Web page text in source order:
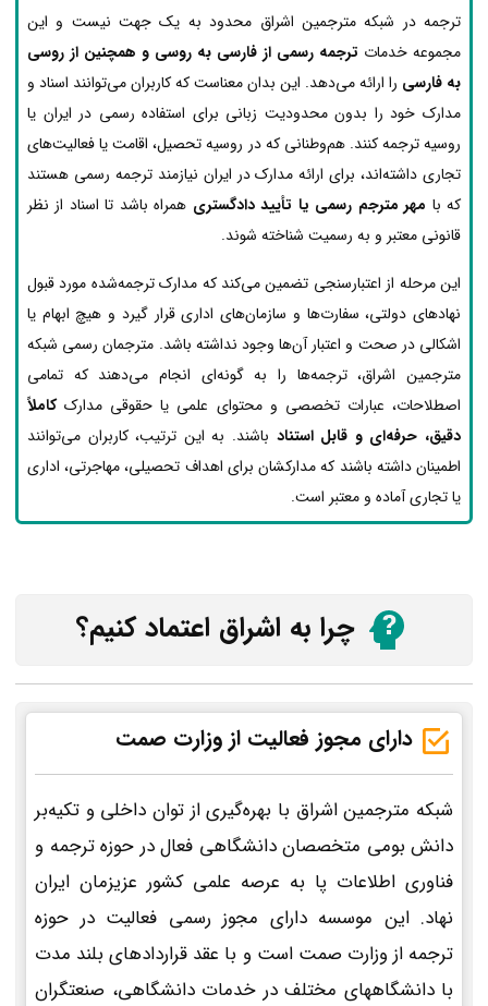
ترجمه در شبکه مترجمین اشراق محدود به یک جهت نیست و این
مجموعه خدمات ترجمه رسمی از فارسی به روسی و همچنین از روسی
به فارسی را ارائه می‌دهد. این بدان معناست که کاربران می‌توانند اسناد و
مدارک خود را بدون محدودیت زبانی برای استفاده رسمی در ایران یا
روسیه ترجمه کنند. هم‌وطنانی که در روسیه تحصیل، اقامت یا فعالیت‌های
تجاری داشته‌اند، برای ارائه مدارک در ایران نیازمند ترجمه رسمی هستند
که با مهر مترجم رسمی یا تأیید دادگستری همراه باشد تا اسناد از نظر
قانونی معتبر و به رسمیت شناخته شوند.
این مرحله از اعتبارسنجی تضمین می‌کند که مدارک ترجمه‌شده مورد قبول
نهادهای دولتی، سفارت‌ها و سازمان‌های اداری قرار گیرد و هیچ ابهام یا
اشکالی در صحت و اعتبار آن‌ها وجود نداشته باشد. مترجمان رسمی شبکه
مترجمین اشراق، ترجمه‌ها را به گونه‌ای انجام می‌دهند که تمامی
اصطلاحات، عبارات تخصصی و محتوای علمی یا حقوقی مدارککاملاً
دقیق، حرفه‌ای و قابل استناد باشند. به این ترتیب، کاربران می‌توانند
اطمینان داشته باشند که مدارکشان برای اهداف تحصیلی، مهاجرتی، اداری
یا تجاری آماده و معتبر است.
چرا به اشراق اعتماد کنیم؟
دارای مجوز فعالیت از وزارت صمت
شبکه مترجمین اشراق با بهره‌گیری از توان داخلی و تکیه‌بر
دانش بومی متخصصان دانشگاهی فعال در حوزه ترجمه و
فناوری اطلاعات پا به عرصه علمی کشور عزیزمان ایران
نهاد. این موسسه دارای مجوز رسمی فعالیت در حوزه
ترجمه از وزارت صمت است و با عقد قراردادهای بلند مدت
با دانشگاههای مختلف در خدمات دانشگاهی، صنعتگران